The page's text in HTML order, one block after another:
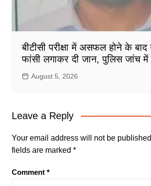
बीटीसी परीक्षा में असफल होने के
फांसी लगाकर दी जान, पुलिस जांच में
August 5, 2026
Leave a Reply
Your email address will not be
fields are marked *
Comment *